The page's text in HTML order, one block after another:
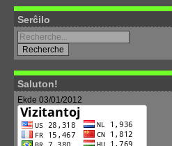
Serĉilo
Saluton!
Ekde 03/01/2012